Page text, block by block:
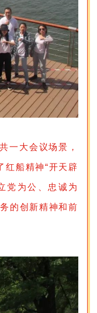
一大会议场景，
红船精神“开天辟
党为公、忠诚为
的创新精神和前